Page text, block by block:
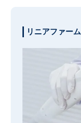
リニアファーム